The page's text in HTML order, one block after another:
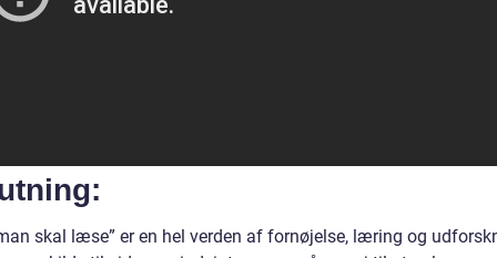
skal læse” er en hel verden af fornøjelse, læring og